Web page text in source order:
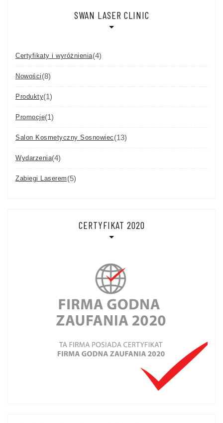
SWAN LASER CLINIC
Certyfikaty i wyróżnienia(4)
Nowości (8)
Produkty(1)
Promocje(1)
Salon Kosmetyczny Sosnowiec (13)
Wydarzenia(4)
Zabiegi Laserem (5)
CERTYFIKAT 2020